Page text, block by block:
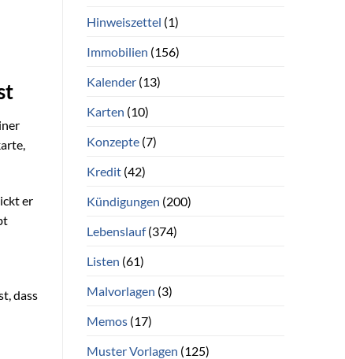
er
dass
Hinweiszettel (1)
Immobilien (156)
Kalender(13)
Karten (10)
Konzepte(7)
Kredit(42)
Kündigungen (200)
Lebenslauf(374)
Listen (61)
Malvorlagen (3)
Memos(17)
Muster Vorlagen (125)